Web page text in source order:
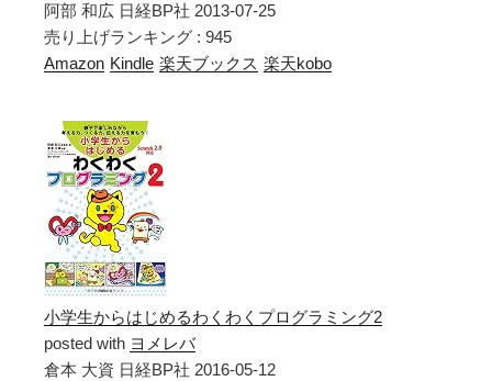
阿部 和広 日経BP社 2013-07-25
売り上げランキング : 945
Amazon Kindle 楽天ブックス 楽天kobo
小学生からはじめるわくわくプログラミング2
posted with ヨメレバ
倉本 大資 日経BP社 2016-05-12